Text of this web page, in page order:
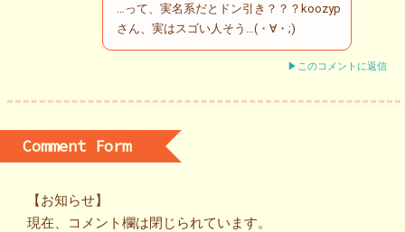
…って、実名系だとドン引き？？？koozyp
さん、実はスゴい人そう…(・∀・;)
▶このコメントに返信
Comment Form
【お知らせ】
現在、コメント欄は閉じられています。